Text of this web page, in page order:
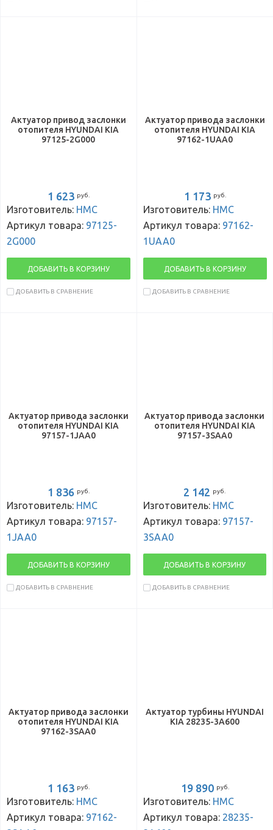
Актуатор привод заслонки
отопителя HYUNDAI KIA
97125-2G000
1 623 руб.
Изготовитель: HMC
Артикул товара: 97125-
2G000
ДОБАВИТЬ В КОРЗИНУ
ДОБАВИТЬ В СРАВНЕНИЕ
Актуатор привода заслонки
отопителя HYUNDAI KIA
97162-1UAA0
1 173 руб.
Изготовитель: HMC
Артикул товара: 97162-
1UAA0
ДОБАВИТЬ В КОРЗИНУ
ДОБАВИТЬ В СРАВНЕНИЕ
Актуатор привода заслонки
отопителя HYUNDAI KIA
97157-1JAA0
1 836 руб.
Изготовитель: HMC
Артикул товара: 97157-
1JAA0
ДОБАВИТЬ В КОРЗИНУ
ДОБАВИТЬ В СРАВНЕНИЕ
Актуатор привода заслонки
отопителя HYUNDAI KIA
97157-3SAA0
2 142 руб.
Изготовитель: HMC
Артикул товара: 97157-
3SAA0
ДОБАВИТЬ В КОРЗИНУ
ДОБАВИТЬ В СРАВНЕНИЕ
Актуатор привода заслонки
отопителя HYUNDAI KIA
97162-3SAA0
1 163 руб.
Изготовитель: HMC
Артикул товара: 97162-
Актуатор турбины HYUNDAI
KIA 28235-3A600
19 890 руб.
Изготовитель: HMC
Артикул товара: 28235-